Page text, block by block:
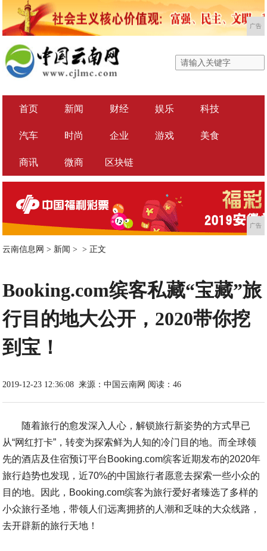
广告
首页 新闻 财经 娱乐 科技
汽车 时尚 企业 游戏 美食
商讯 微商 区块链
广告
云南信息网 > 新闻 > > 正文
Booking.com缤客私藏“宝藏”旅
行目的地大公开，2020带你挖
到宝！
2019-12-23 12:36:08 来源：中国云南网 阅读：46
随着旅行的愈发深入人心，解锁旅行新姿势的方式早已
从“网红打卡”，转变为探索鲜为人知的冷门目的地。而全球领
先的酒店及住宿预订平台Booking.com缤客近期发布的2020年
旅行趋势也发现，近70%的中国旅行者愿意去探索一些小众的
目的地。因此，Booking.com缤客为旅行爱好者臻选了多样的
小众旅行圣地，带领人们远离拥挤的人潮和乏味的大众线路，
去开辟新的旅行天地！